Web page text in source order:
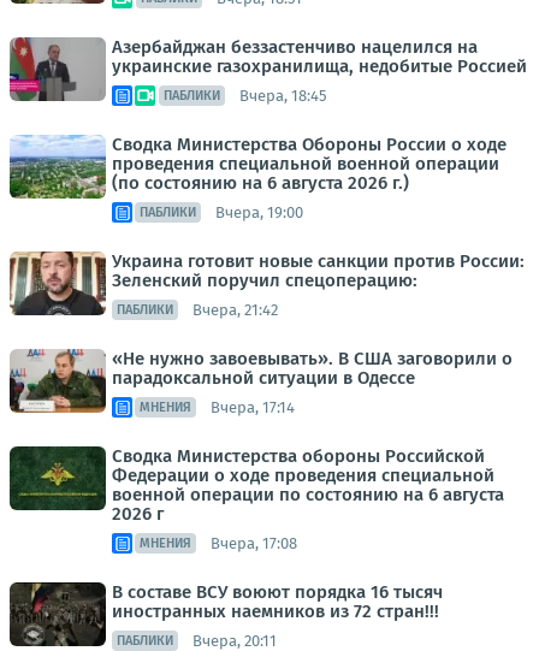
Азербайджан беззастенчиво нацелился на
украинские газохранилища, недобитые Россией
ПАБЛИКИ Вчера, 18:45
Сводка Министерства Обороны России о ходе
проведения специальной военной операции
(по состоянию на 6 августа 2026 г.)
ПАБЛИКИ Вчера, 19:00
Украина готовит новые санкции против России:
Зеленский поручил спецоперацию:
ПАБЛИКИ Вчера, 21:42
«Не нужно завоевывать». В США заговорили о
парадоксальной ситуации в Одессе
МНЕНИЯ Вчера, 17:14
Сводка Министерства обороны Российской
Федерации о ходе проведения специальной
военной операции по состоянию на 6 августа
2026 г
МНЕНИЯ Вчера, 17:08
В составе ВСУ воюют порядка 16 тысяч
иностранных наемников из 72 стран!!!
ПАБЛИКИ Вчера, 20:11